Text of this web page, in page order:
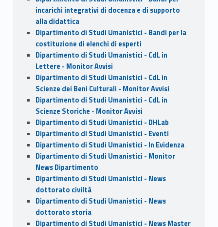
incarichi integrativi di docenza e di supporto
alla didattica
Dipartimento di Studi Umanistici - Bandi per la
costituzione di elenchi di esperti
Dipartimento di Studi Umanistici - CdL in
Lettere - Monitor Avvisi
Dipartimento di Studi Umanistici - CdL in
Scienze dei Beni Culturali - Monitor Avvisi
Dipartimento di Studi Umanistici - CdL in
Scienze Storiche - Monitor Avvisi
Dipartimento di Studi Umanistici - DHLab
Dipartimento di Studi Umanistici - Eventi
Dipartimento di Studi Umanistici - In Evidenza
Dipartimento di Studi Umanistici - Monitor
News Dipartimento
Dipartimento di Studi Umanistici - News
dottorato civiltà
Dipartimento di Studi Umanistici - News
dottorato storia
Dipartimento di Studi Umanistici - News Master